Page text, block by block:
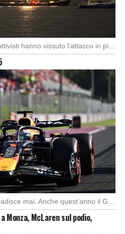
Monza, McLaren sul podio,